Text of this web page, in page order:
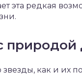
эта редкая
звезды, как и их